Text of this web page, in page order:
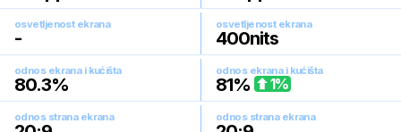
osvetljenost ekrana
-
osvetljenost ekrana
400nits
odnos ekrana i kućišta
80.3%
odnos ekrana i kućišta
81% 1%
odnos strana ekrana odnos strana ekrana